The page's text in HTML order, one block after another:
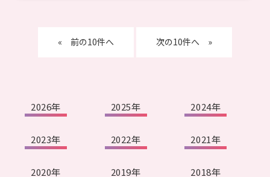
« »
2026年 2025年 2024年
2023年 2022年 2021年
2020年 2019年 2018年